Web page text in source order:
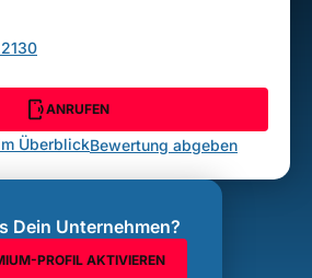
ANRUFEN
ÜberblickBewertung abgeben
Dein Unternehmen?
PROFIL AKTIVIEREN